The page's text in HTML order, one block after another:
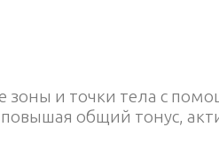
зоны и точки тела с
общий тонус,